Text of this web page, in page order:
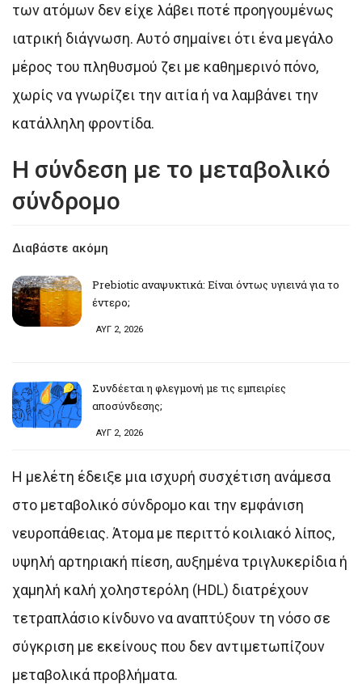
των ατόμων δεν είχε λάβει ποτέ προηγουμένως
ιατρική διάγνωση. Αυτό σημαίνει ότι ένα μεγάλο
μέρος του πληθυσμού ζει με καθημερινό πόνο,
χωρίς να γνωρίζει την αιτία ή να λαμβάνει την
κατάλληλη φροντίδα.
Η σύνδεση με το μεταβολικό
σύνδρομο
Διαβάστε ακόμη
Prebiotic αναψυκτικά: Είναι όντως υγιεινά για το
έντερο;
ΑΥΓ 2, 2026
Συνδέεται η φλεγμονή με τις εμπειρίες
αποσύνδεσης;
ΑΥΓ 2, 2026
Η μελέτη έδειξε μια ισχυρή συσχέτιση ανάμεσα
στο μεταβολικό σύνδρομο και την εμφάνιση
νευροπάθειας. Άτομα με περιττό κοιλιακό λίπος,
υψηλή αρτηριακή πίεση, αυξημένα τριγλυκερίδια ή
χαμηλή καλή χοληστερόλη (HDL) διατρέχουν
τετραπλάσιο κίνδυνο να αναπτύξουν τη νόσο σε
σύγκριση με εκείνους που δεν αντιμετωπίζουν
μεταβολικά προβλήματα.